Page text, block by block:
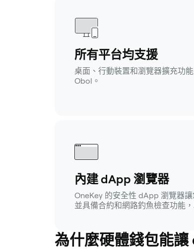
所有平台均支援
桌面、行動裝置和瀏覽器擴充功
Obol。
內建 dApp 瀏覽器
OneKey 的安全性 dApp 瀏覽器
並具備合約和網路釣魚檢查功能
為什麼硬體錢包能讓